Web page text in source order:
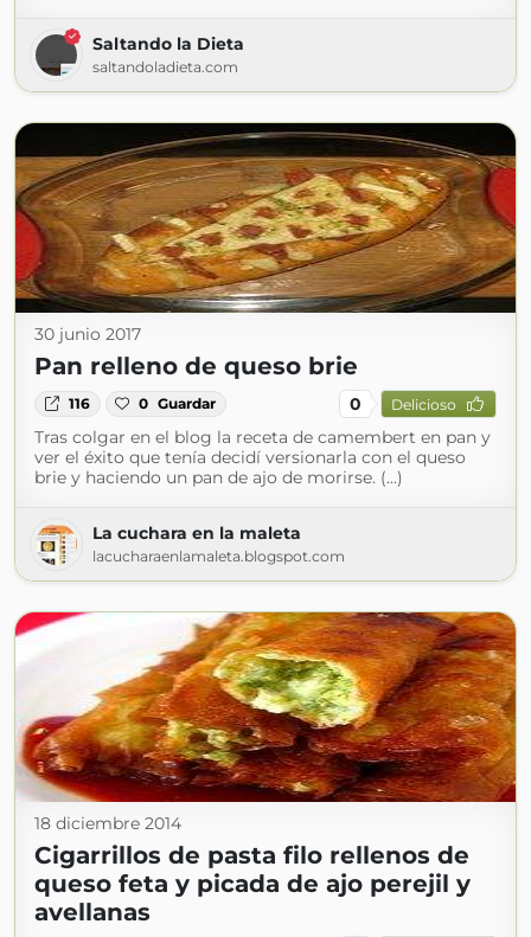
Saltando la Dieta
saltandoladieta.com
30 junio 2017
Pan relleno de queso brie
116 0 Guardar 0 Delicioso
Tras colgar en el blog la receta de camembert en pan y
ver el éxito que tenía decidí versionarla con el queso
brie y haciendo un pan de ajo de morirse. (...)
La cuchara en la maleta
lacucharaenlamaleta.blogspot.com
18 diciembre 2014
Cigarrillos de pasta filo rellenos de
queso feta y picada de ajo perejil y
avellanas